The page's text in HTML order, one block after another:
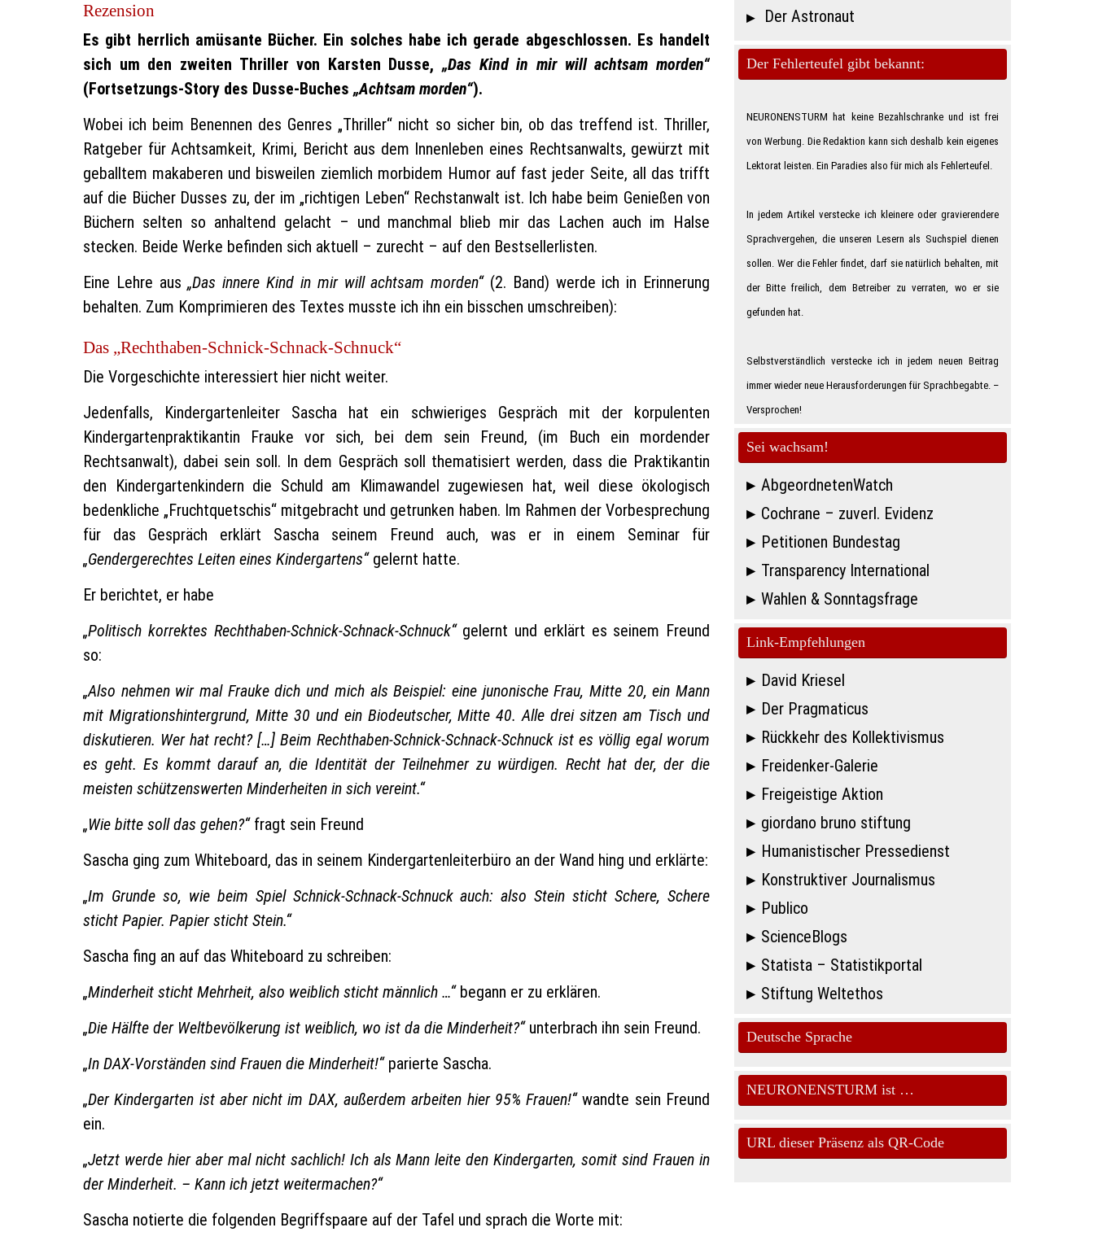
Rezension
Es gibt herrlich amüsante Bücher. Ein solches habe ich gerade abgeschlossen. Es handelt
sich um den zweiten Thriller von Karsten Dusse,„Das Kind in mir will achtsam morden“
(Fortsetzungs-Story des Dusse-Buches „Achtsam morden“).
Wobei ich beim Benennen des Genres „Thriller“ nicht so sicher bin, ob das treffend ist. Thriller,
Ratgeber für Achtsamkeit, Krimi, Bericht aus dem Innenleben eines Rechtsanwalts, gewürzt mit
geballtem makaberen und bisweilen ziemlich morbidem Humor auf fast jeder Seite, all das trifft
auf die Bücher Dusses zu, der im „richtigen Leben“ Rechstanwalt ist. Ich habe beim Genießen von
Büchern selten so anhaltend gelacht – und manchmal blieb mir das Lachen auch im Halse
stecken. Beide Werke befinden sich aktuell – zurecht – auf den Bestsellerlisten.
Eine Lehre aus„Das innere Kind in mir will achtsam morden“(2. Band) werde ich in Erinnerung
behalten. Zum Komprimieren des Textes musste ich ihn ein bisschen umschreiben):
Das „Rechthaben-Schnick-Schnack-Schnuck“
Die Vorgeschichte interessiert hier nicht weiter.
Jedenfalls, Kindergartenleiter Sascha hat ein schwieriges Gespräch mit der korpulenten
Kindergartenpraktikantin Frauke vor sich, bei dem sein Freund, (im Buch ein mordender
Rechtsanwalt), dabei sein soll. In dem Gespräch soll thematisiert werden, dass die Praktikantin
den Kindergartenkindern die Schuld am Klimawandel zugewiesen hat, weil diese ökologisch
bedenkliche „Fruchtquetschis“ mitgebracht und getrunken haben. Im Rahmen der Vorbesprechung
für das Gespräch erklärt Sascha seinem Freund auch, was er in einem Seminar für
„Gendergerechtes Leiten eines Kindergartens“gelernt hatte.
Er berichtet, er habe
„Politisch korrektes Rechthaben-Schnick-Schnack-Schnuck“gelernt und erklärt es seinem Freund
so:
„Also nehmen wir mal Frauke dich und mich als Beispiel: eine junonische Frau, Mitte 20, ein Mann
mit Migrationshintergrund, Mitte 30 und ein Biodeutscher, Mitte 40. Alle drei sitzen am Tisch und
diskutieren. Wer hat recht? […] Beim Rechthaben-Schnick-Schnack-Schnuck ist es völlig egal worum
es geht. Es kommt darauf an, die Identität der Teilnehmer zu würdigen. Recht hat der, der die
meisten schützenswerten Minderheiten in sich vereint.“
„Wie bitte soll das gehen?“fragt sein Freund
Sascha ging zum Whiteboard, das in seinem Kindergartenleiterbüro an der Wand hing und erklärte:
„Im Grunde so, wie beim Spiel Schnick-Schnack-Schnuck auch: also Stein sticht Schere, Schere
sticht Papier. Papier sticht Stein.“
Sascha fing an auf das Whiteboard zu schreiben:
„Minderheit sticht Mehrheit, also weiblich sticht männlich …“begann er zu erklären.
„Die Hälfte der Weltbevölkerung ist weiblich, wo ist da die Minderheit?“unterbrach ihn sein Freund.
„In DAX-Vorständen sind Frauen die Minderheit!“ parierte Sascha.
„Der Kindergarten ist aber nicht im DAX, außerdem arbeiten hier 95% Frauen!“wandte sein Freund
ein.
„Jetzt werde hier aber mal nicht sachlich! Ich als Mann leite den Kindergarten, somit sind Frauen in
der Minderheit. – Kann ich jetzt weitermachen?“
Sascha notierte die folgenden Begriffspaare auf der Tafel und sprach die Worte mit:
Der Astronaut
Der Fehlerteufel gibt bekannt:
NEURONENSTURM hat keine Bezahlschranke und ist frei
von Werbung. Die Redaktion kann sich deshalb kein eigenes
Lektorat leisten. Ein Paradies also für mich als Feh­ler­teu­fe­l.
In jedem Artikel verstecke ich kleinere oder gravierendere
Sprachvergehen, die unseren Lesern als Suchspiel dienen
sollen. Wer die Fehler findet, darf sie natürlich behalten, mit
der Bitte freilich, dem Betreiber zu verraten, wo er sie
gefunden hat.
Selbstverständlich verstecke ich in jedem neuen Beitrag
immer wieder neue Herausforderungen für Sprachbegabte. –
Ver­spro­chen!
Sei wachsam!
AbgeordnetenWatch
Cochrane – zuverl. Evidenz
Petitionen Bundestag
Transparency International
Wahlen & Sonntagsfrage
Link-Empfehlungen
David Kriesel
Der Pragmaticus
Rückkehr des Kollektivismus
Freidenker-Galerie
Freigeistige Aktion
giordano bruno stiftung
Humanistischer Pressedienst
Konstruktiver Journalismus
Publico
ScienceBlogs
Statista – Statistikportal
Stiftung Weltethos
Deutsche Sprache
NEURONENSTURM ist …
URL dieser Präsenz als QR-Code